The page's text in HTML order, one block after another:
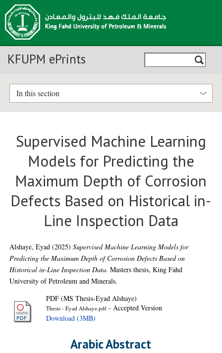
KFUPM ePrints
In this section
Supervised Machine Learning
Models for Predicting the
Maximum Depth of Corrosion
Defects Based on Historical in-
Line Inspection Data
Alshaye, Eyad (2025)Supervised Machine Learning Models for
Predicting the Maximum Depth of Corrosion Defects Based on
Historical in-Line Inspection Data. Masters thesis, King Fahd
University of Petroleum and Minerals.
PDF (MS Thesis-Eyad Alshaye)
Thesis - Eyad Alshaye.pdf - Accepted Version
Download (3MB)
Arabic Abstract